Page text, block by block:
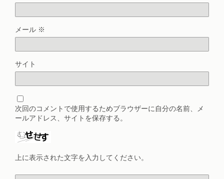
メール ※
サイト
次回のコメントで使用するためブラウザーに自分の名前、メ
ールアドレス、サイトを保存する。
上に表示された文字を入力してください。